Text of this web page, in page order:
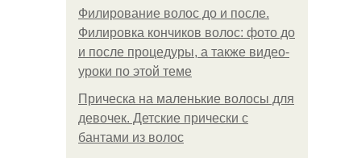
Филирование волос до и после.
Филировка кончиков волос: фото до
и после процедуры, а также видео-
уроки по этой теме
Прическа на маленькие волосы для
девочек. Детские прически с
бантами из волос